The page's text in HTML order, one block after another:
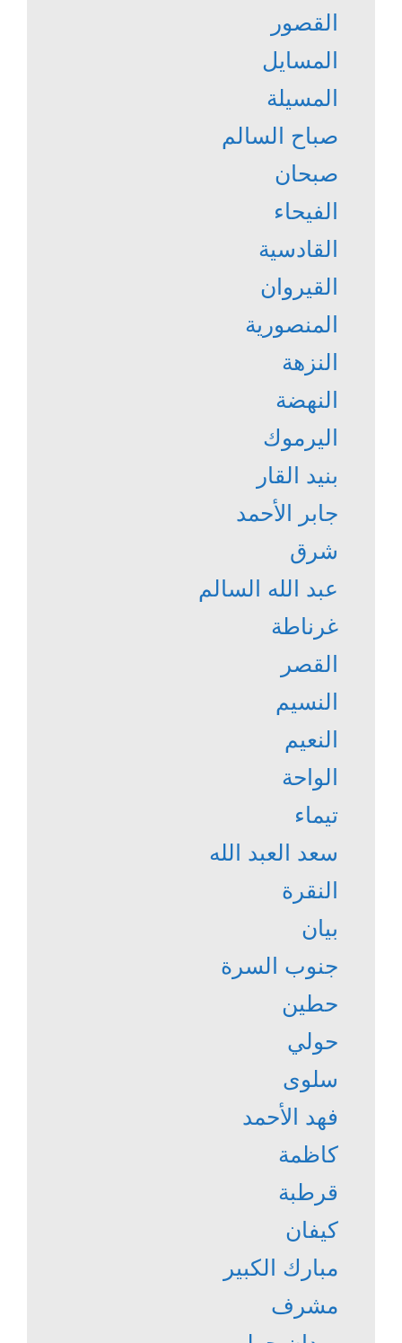
القصور
المسايل
المسيلة
صباح السالم
صبحان
الفيحاء
القادسية
القيروان
المنصورية
النزهة
النهضة
اليرموك
بنيد القار
جابر الأحمد
شرق
عبد الله السالم
غرناطة
القصر
النسيم
النعيم
الواحة
تيماء
سعد العبد الله
النقرة
بيان
جنوب السرة
حطين
حولي
سلوى
فهد الأحمد
كاظمة
قرطبة
كيفان
مبارك الكبير
مشرف